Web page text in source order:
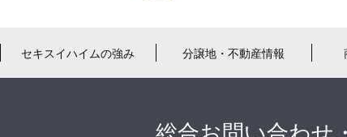
セキスイハイムの強み 分譲地・不動産情報